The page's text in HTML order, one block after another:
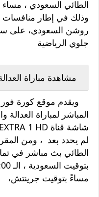
روشن السعودي، على
جلوي الرياضية
مشاهدة مباراة
ويقدم موقع كورة
المباشر لمباراة العدالة
لم يحدد بعد ، ومن
مساءً بتوقيت جرينتش،